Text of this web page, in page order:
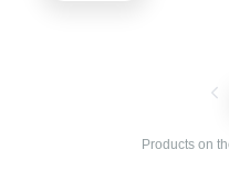
Products on